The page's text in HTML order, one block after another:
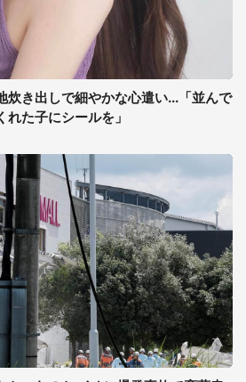
炊き出しで細やかな心遣い...「並んで
れた子にシールを」